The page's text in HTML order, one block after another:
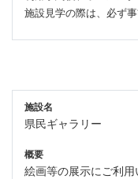
施設見学の際は、必ず
施設名
県民ギャラリー
概要
絵画等の展示にご利